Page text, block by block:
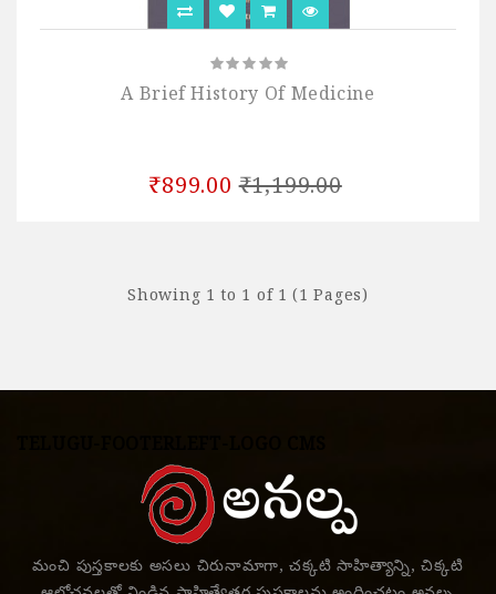
A Brief History Of Medicine
₹899.00 ₹1,199.00
Showing 1 to 1 of 1 (1 Pages)
మంచి పుస్తకాలకు అసలు చిరునామాగా, చక్కటి సాహిత్యాన్ని, చిక్కటి